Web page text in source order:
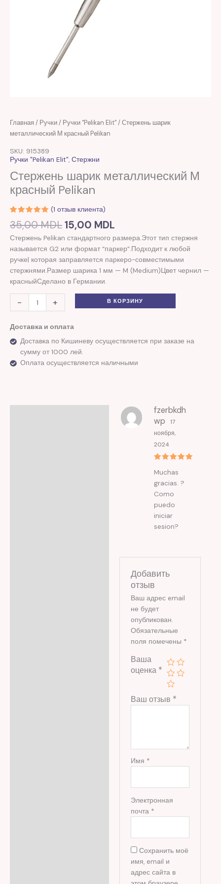
Главная / Ручки/ Ручки "Pelikan Elit"/ Стержень шарик
металлический М красный Pelikan
SKU: 915389
Ручки "Pelikan Elit", Стержни
Стержень шарик металлический М
красный Pelikan
5.00из 5
на основе
опроса
(1 отзыв клиента)
35,00MDL
Первоначальная
цена
35,00 MDL.
15,00 MDL
Текущая
Стержень Pelikan стандартного размера.Этот тип стержня
называется G2 или формат “паркер”.Подходит к любой
ручке| которая заправляется паркеро-совместимыми
стержнями.Размер шарика 1 мм — M (Medium)Цвет чернил —
красныйСделано в Германии.
-
Количество
товара
шарик
металлический
М
красный
Pelikan
+ В КОРЗИНУ
Доставка и оплата
Доставка по Кишиневу осуществляется при заказе на
сумму от 1000 лей.
Оплата осуществляется наличными
из 5
fzerbkdh
wp
17
ноября,
2024
Muchas
gracias. ?
Como
puedo
iniciar
sesion?
Добавить
отзыв
Ваш адрес email
не будет
опубликован.
Обязательные
поля помечены *
Ваша
оценка *
Ваш отзыв *
Имя *
Электронная
почта *
Сохранить моё
имя, email и
адрес сайта в